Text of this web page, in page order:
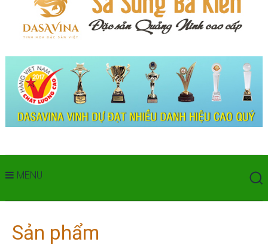
MENU
Sản phẩm